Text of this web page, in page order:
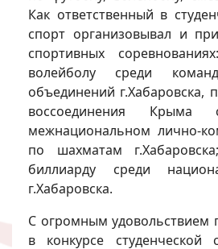
Как ответственный в
спорт организовывал и
спортивных
волейболу среди
объединений
воссоединения
межнациональном лично-
по шахматам
биллиарду среди
г.Хабаровска.
С огромным удовольствием
в конкурсе студенческой